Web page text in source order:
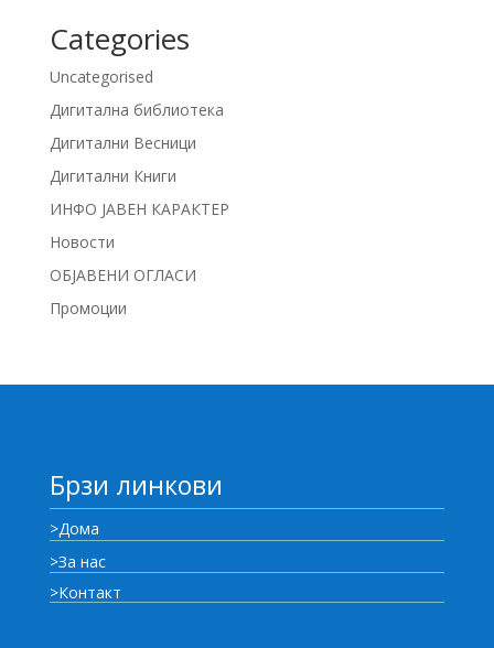
Categories
Uncategorised
Дигитална библиотека
Дигитални Весници
Дигитални Книги
ИНФО ЈАВЕН КАРАКТЕР
Новости
ОБЈАВЕНИ ОГЛАСИ
Промоции
Брзи линкови
>Дома
>За нас
>Контакт